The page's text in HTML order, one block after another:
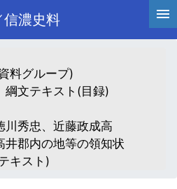
濃史料
料グループ)
文テキスト(目録)
秀忠、近藤政成高
井郡内の地等の領知状
キスト)